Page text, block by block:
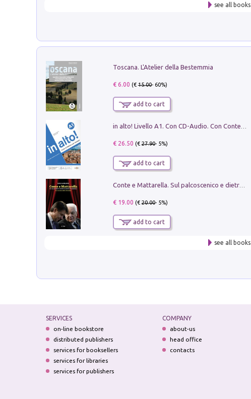
see all books
Toscana. L'Atelier della Bestemmia
€ 6.00 (€15.00- 60%)
add to cart
€ 26.50 (€27.90- 5%)
add to cart
Conte e Mattarella. Sul palcoscenico e dietro le quinte del Quirinale. Un racconto sulle istituzioni
€ 19.00 (€20.00- 5%)
add to cart
see all books
SERVICES
on-line bookstore
distributed publishers
services for booksellers
services for libraries
services for publishers
COMPANY
about-us
head office
contacts